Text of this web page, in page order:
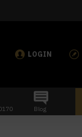
LOGIN
Blog